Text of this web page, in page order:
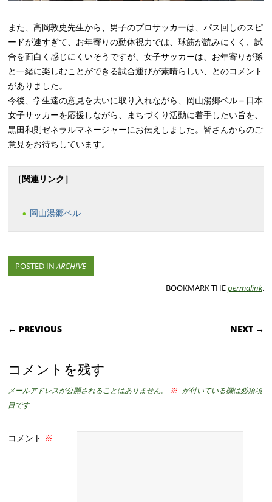
また、高岡敦史先生から、男子のプロサッカーは、パス回しのスピ
ードが速すぎて、お年寄りの動体視力では、球筋が読みにくく、試
合を面白く感じにくいそうですが、女子サッカーは、お年寄りが孫
と一緒に楽しむことができる試合運びが素晴らしい、とのコメント
がありました。
今後、学生達の意見を大いに取り入れながら、岡山湯郷ベル＝日本
女子サッカーを応援しながら、まちづくり活動に着手したい旨を、
黒田和則ゼネラルマネージャーにお伝えしました。皆さんからのご
意見をお待ちしています。
［関連リンク］
岡山湯郷ベル
POSTED INARCHIVE
BOOKMARK THEpermalink.
POST NAVIGATION
← PREVIOUS NEXT →
コメントを残す
メールアドレスが公開されることはありません。 ※ が付いている欄は必須項
目です
コメント ※